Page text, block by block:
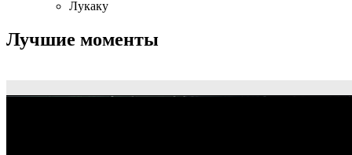
Лукаку
Лучшие моменты